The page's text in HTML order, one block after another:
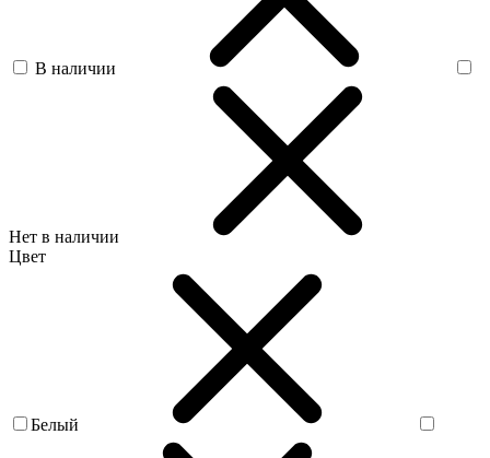
В наличии
Нет в наличии
Цвет
Белый